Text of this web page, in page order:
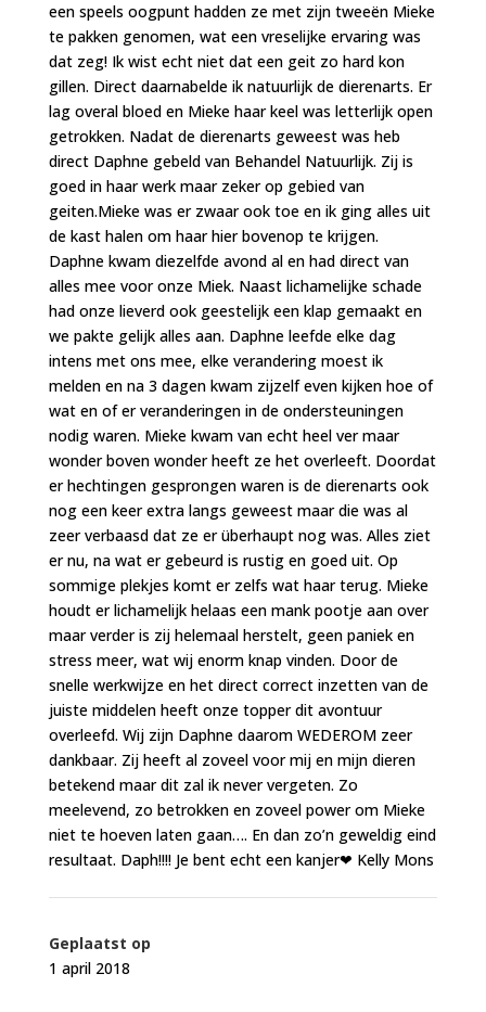
een speels oogpunt hadden ze met zijn tweeën Mieke
te pakken genomen, wat een vreselijke ervaring was
dat zeg! Ik wist echt niet dat een geit zo hard kon
gillen. Direct daarnabelde ik natuurlijk de dierenarts. Er
lag overal bloed en Mieke haar keel was letterlijk open
getrokken. Nadat de dierenarts geweest was heb
direct Daphne gebeld van Behandel Natuurlijk. Zij is
goed in haar werk maar zeker op gebied van
geiten.Mieke was er zwaar ook toe en ik ging alles uit
de kast halen om haar hier bovenop te krijgen.
Daphne kwam diezelfde avond al en had direct van
alles mee voor onze Miek. Naast lichamelijke schade
had onze lieverd ook geestelijk een klap gemaakt en
we pakte gelijk alles aan. Daphne leefde elke dag
intens met ons mee, elke verandering moest ik
melden en na 3 dagen kwam zijzelf even kijken hoe of
wat en of er veranderingen in de ondersteuningen
nodig waren. Mieke kwam van echt heel ver maar
wonder boven wonder heeft ze het overleeft. Doordat
er hechtingen gesprongen waren is de dierenarts ook
nog een keer extra langs geweest maar die was al
zeer verbaasd dat ze er überhaupt nog was. Alles ziet
er nu, na wat er gebeurd is rustig en goed uit. Op
sommige plekjes komt er zelfs wat haar terug. Mieke
houdt er lichamelijk helaas een mank pootje aan over
maar verder is zij helemaal herstelt, geen paniek en
stress meer, wat wij enorm knap vinden. Door de
snelle werkwijze en het direct correct inzetten van de
juiste middelen heeft onze topper dit avontuur
overleefd. Wij zijn Daphne daarom WEDEROM zeer
dankbaar. Zij heeft al zoveel voor mij en mijn dieren
betekend maar dit zal ik never vergeten. Zo
meelevend, zo betrokken en zoveel power om Mieke
niet te hoeven laten gaan…. En dan zo’n geweldig eind
resultaat. Daph!!!! Je bent echt een kanjer❤ Kelly Mons
Geplaatst op
1 april 2018